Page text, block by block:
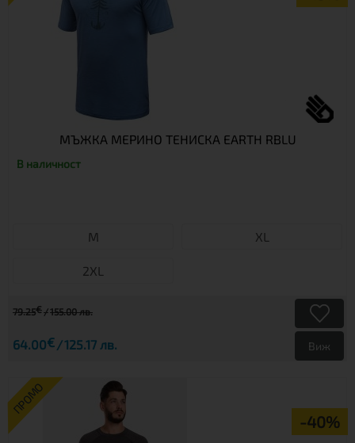
МЪЖКА МЕРИНО ТЕНИСКА EARTH RBLU
В наличност
М XL
2XL
79.25€ 155.00 лв.
64.00€ 125.17 лв. Виж
ПРОМО
-40%